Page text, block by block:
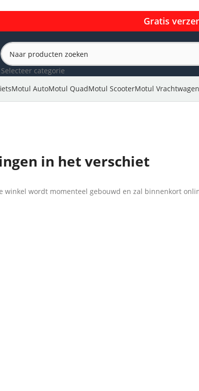
Gratis
Selecteer categorie
Motul AutoMotul QuadMotul ScooterMotul Vrachtwagen
in het verschiet
winkel wordt momenteel gebouwd en zal binnenkort